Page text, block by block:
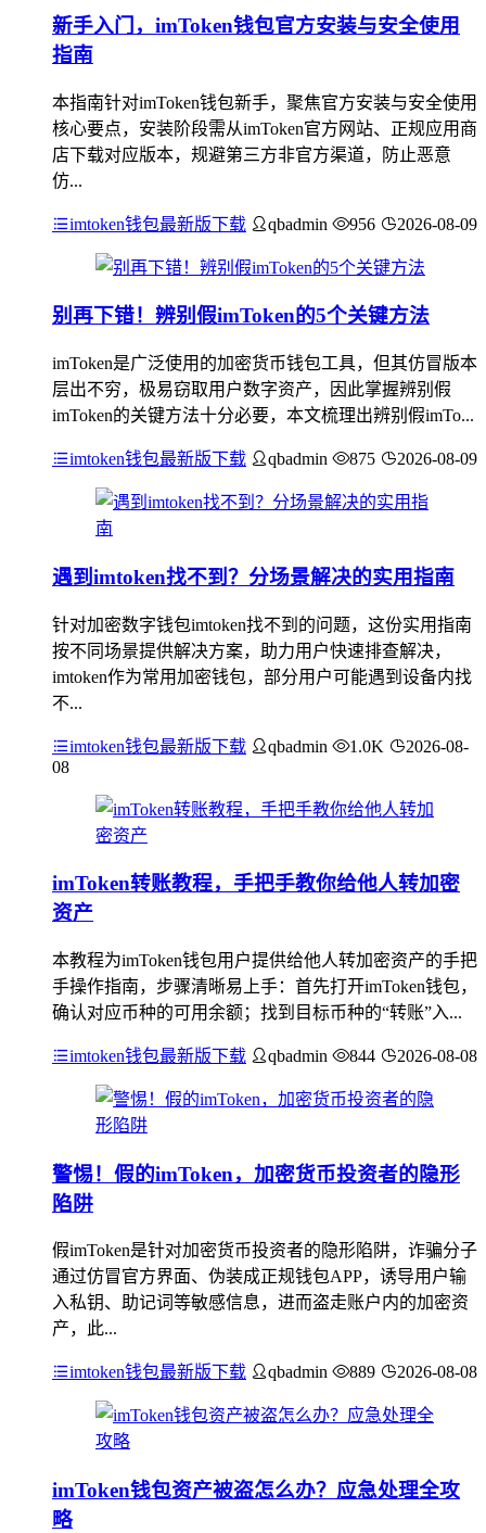
新手入门，imToken钱包官方安装与安全使用
指南
本指南针对imToken钱包新手，聚焦官方安装与安全使用
核心要点，安装阶段需从imToken官方网站、正规应用商
店下载对应版本，规避第三方非官方渠道，防止恶意
仿...
imtoken钱包最新版下载 qbadmin 956 2026-08-09
别再下错！辨别假imToken的5个关键方法
imToken是广泛使用的加密货币钱包工具，但其仿冒版本
层出不穷，极易窃取用户数字资产，因此掌握辨别假
imToken的关键方法十分必要，本文梳理出辨别假imTo...
imtoken钱包最新版下载 qbadmin 875 2026-08-09
遇到imtoken找不到？分场景解决的实用指南
针对加密数字钱包imtoken找不到的问题，这份实用指南
按不同场景提供解决方案，助力用户快速排查解决，
imtoken作为常用加密钱包，部分用户可能遇到设备内找
不...
imtoken钱包最新版下载 qbadmin 1.0K
2026-08-
08
imToken转账教程，手把手教你给他人转加密
资产
本教程为imToken钱包用户提供给他人转加密资产的手把
手操作指南，步骤清晰易上手：首先打开imToken钱包，
确认对应币种的可用余额；找到目标币种的“转账”入...
imtoken钱包最新版下载 qbadmin 844 2026-08-08
警惕！假的imToken，加密货币投资者的隐形
陷阱
假imToken是针对加密货币投资者的隐形陷阱，诈骗分子
通过仿冒官方界面、伪装成正规钱包APP，诱导用户输
入私钥、助记词等敏感信息，进而盗走账户内的加密资
产，此...
imtoken钱包最新版下载 qbadmin 889 2026-08-08
imToken钱包资产被盗怎么办？应急处理全攻
略